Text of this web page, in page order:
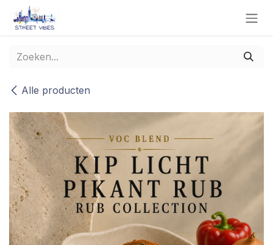
Overslaan naar inhoud
Alle producten